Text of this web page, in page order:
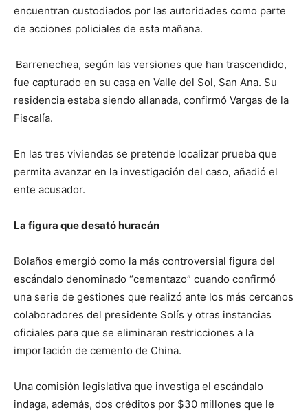
encuentran custodiados por las autoridades como parte
de acciones policiales de esta mañana.
Barrenechea, según las versiones que han trascendido,
fue capturado en su casa en Valle del Sol, San Ana. Su
residencia estaba siendo allanada, confirmó Vargas de la
Fiscalía.
En las tres viviendas se pretende localizar prueba que
permita avanzar en la investigación del caso, añadió el
ente acusador.
La figura que desató huracán
Bolaños emergió como la más controversial figura del
escándalo denominado “cementazo” cuando confirmó
una serie de gestiones que realizó ante los más cercanos
colaboradores del presidente Solís y otras instancias
oficiales para que se eliminaran restricciones a la
importación de cemento de China.
Una comisión legislativa que investiga el escándalo
indaga, además, dos créditos por $30 millones que le